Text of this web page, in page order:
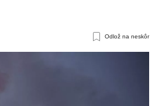
Odlož na neskôr